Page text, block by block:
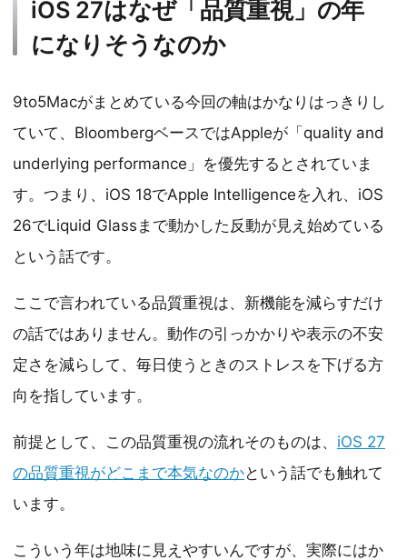
iOS 27はなぜ「品質重視」の年
になりそうなのか
9to5Macがまとめている今回の軸はかなりはっきりし
ていて、BloombergベースではAppleが「quality and
underlying performance」を優先するとされていま
す。つまり、iOS 18でApple Intelligenceを入れ、iOS
26でLiquid Glassまで動かした反動が見え始めている
という話です。
ここで言われている品質重視は、新機能を減らすだけ
の話ではありません。動作の引っかかりや表示の不安
定さを減らして、毎日使うときのストレスを下げる方
向を指しています。
前提として、この品質重視の流れそのものは、 iOS 27
の品質重視がどこまで本気なのかという話でも触れて
います。
こういう年は地味に見えやすいんですが、実際にはか